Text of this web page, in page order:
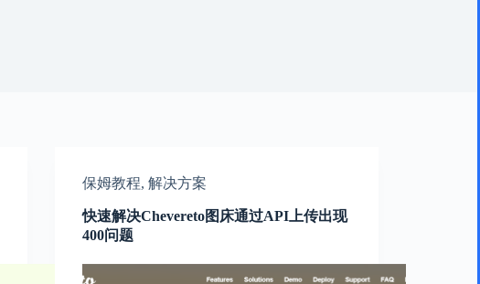
保姆教程,解决方案
快速解决Chevereto图床通过API上传出现
400问题